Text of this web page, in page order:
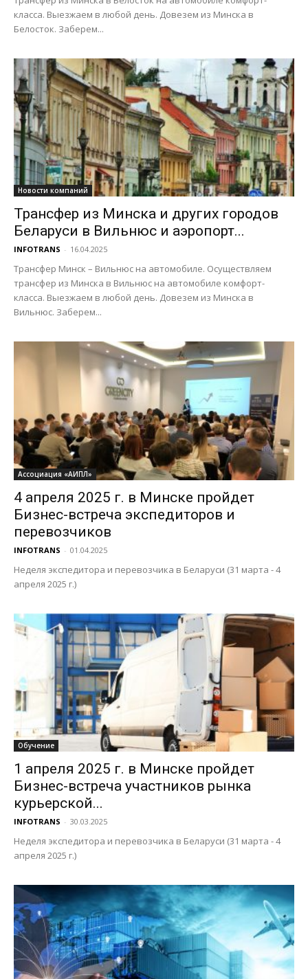
класса. Выезжаем в любой день. Довезем из Минска в
Белосток. Заберем...
Новости компаний
Трансфер из Минска и других городов
Беларуси в Вильнюс и аэропорт...
INFOTRANS - 16.04.2025
Трансфер Минск – Вильнюс на автомобиле. Осуществляем
трансфер из Минска в Вильнюс на автомобиле комфорт-
класса. Выезжаем в любой день. Довезем из Минска в
Вильнюс. Заберем...
Ассоциация «АИПЛ»
4 апреля 2025 г. в Минске пройдет
Бизнес-встреча экспедиторов и
перевозчиков
INFOTRANS - 01.04.2025
Неделя экспедитора и перевозчика в Беларуси (31 марта - 4
апреля 2025 г.)
Обучение
1 апреля 2025 г. в Минске пройдет
Бизнес-встреча участников рынка
курьерской...
INFOTRANS - 30.03.2025
Неделя экспедитора и перевозчика в Беларуси (31 марта - 4
апреля 2025 г.)